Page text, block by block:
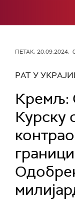
ПЕТАК, 20.09.2024,
РАТ У
Кремљ:
Курску